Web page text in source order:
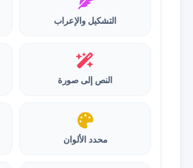
التشكيل والإعراب
النص إلى صورة
محدد الألوان